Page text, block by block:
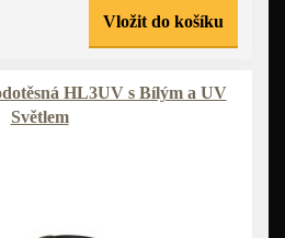
Vložit do košíku
HL3UV s Bílým a UV
Světlem